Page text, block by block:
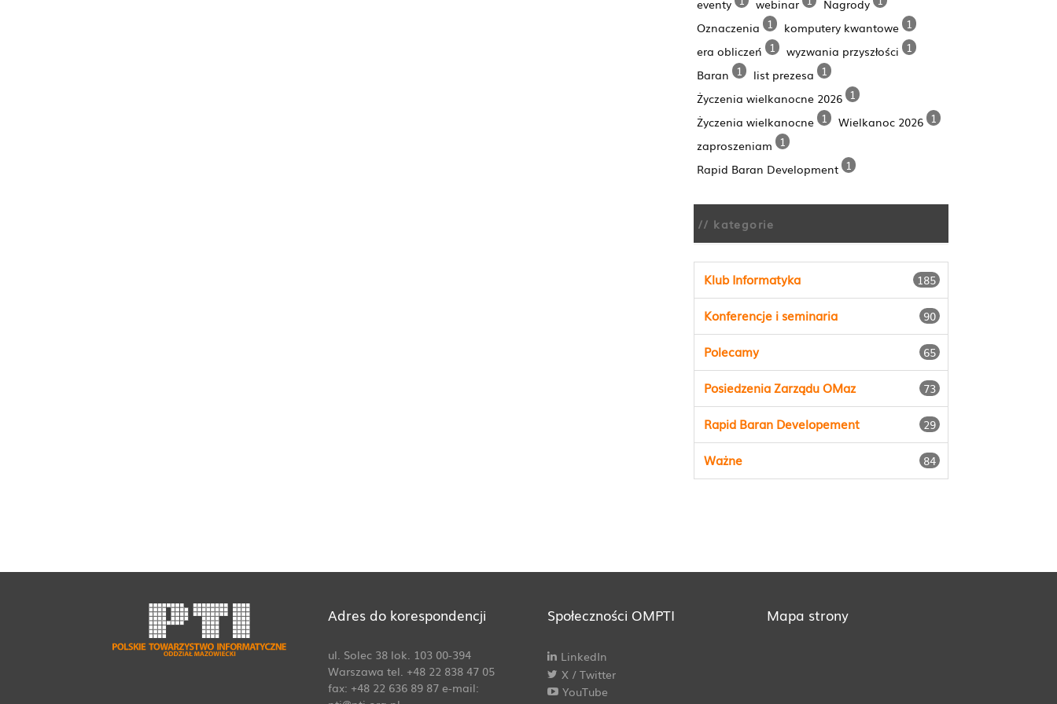
eventy
webinar Nagrody
Oznaczenia 1 komputery kwantowe 1
era obliczeń 1 wyzwania przyszłości 1
Baran 1 list prezesa 1
Życzenia wielkanocne 2026 1
Życzenia wielkanocne 1 Wielkanoc 2026 1
zaproszeniam 1
Rapid Baran Development 1
// kategorie
Klub Informatyka 185
Konferencje i seminaria 90
Polecamy 65
Posiedzenia Zarządu OMaz 73
Rapid Baran Developement 29
Ważne 84
Adres do korespondencji
ul. Solec 38 lok. 103 00-394
Warszawa tel. +48 22 838 47 05
fax: +48 22 636 89 87 e-mail:
Społeczności OMPTI
LinkedIn
X / Twitter
YouTube
Mapa strony